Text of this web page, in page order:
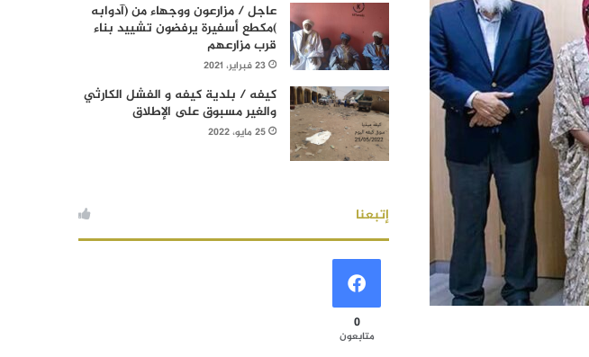
عاجل / مزارعون ووجهاء من (آدوابه
)مكطع أسفيرة يرفضون تشييد بناء
قرب مزارعهم
23 فبراير، 2021
كيفه / بلدية كيفه و الفشل الكارثي
والغير مسبوق على الإطلاق
25 مايو، 2022
إتبعنا
0
متابعون